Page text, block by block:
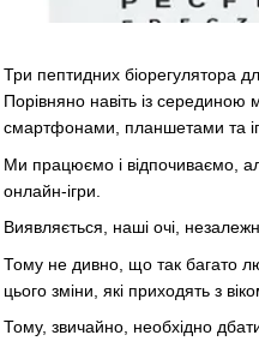
Три пептидних біорегулятора
Порівняно навіть із
смартфонами, планшетами та
Ми працюємо і відпочиваємо,
онлайн-ігри.
Виявляється, наші очі,
Тому не дивно, що так багато
цього зміни, які приходять з
Тому, звичайно, необхідно дбати